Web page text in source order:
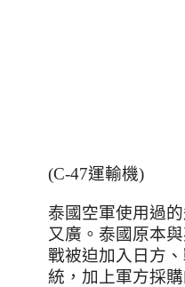
(C-47運輸機)
泰國空軍使用過
又廣。泰國原本
戰被迫加入日方
統，加上軍方採